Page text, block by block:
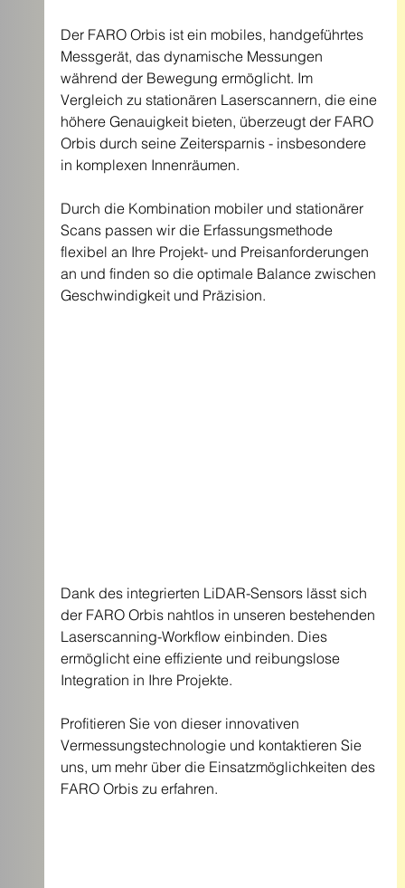
Der FARO Orbis ist ein mobiles, handgeführtes
Messgerät, das dynamische Messungen
während der Bewegung ermöglicht. Im
Vergleich zu stationären Laserscannern, die eine
höhere Genauigkeit bieten, überzeugt der FARO
Orbis durch seine Zeitersparnis - insbesondere
in komplexen Innenräumen.
Durch die Kombination mobiler und stationärer
Scans passen wir die Erfassungsmethode
flexibel an Ihre Projekt- und Preisanforderungen
an und finden so die optimale Balance zwischen
Geschwindigkeit und Präzision.
Dank des integrierten LiDAR-Sensors lässt sich
der FARO Orbis nahtlos in unseren bestehenden
Laserscanning-Workflow einbinden. Dies
ermöglicht eine effiziente und reibungslose
Integration in Ihre Projekte.
Profitieren Sie von dieser innovativen
Vermessungstechnologie und kontaktieren Sie
uns, um mehr über die Einsatzmöglichkeiten des
FARO Orbis zu erfahren.